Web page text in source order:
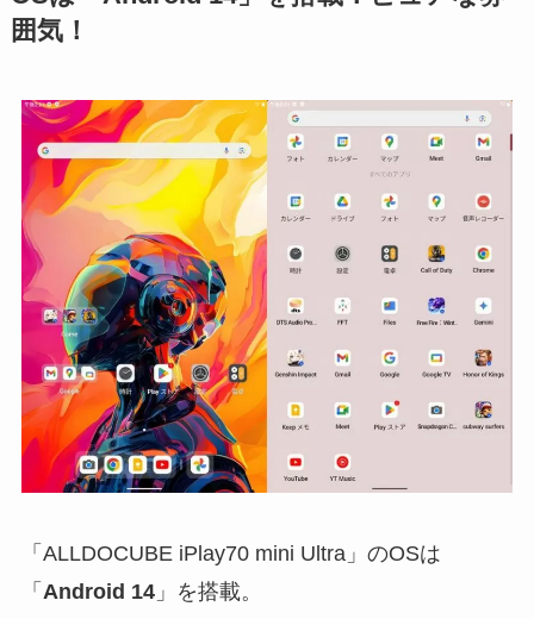
囲気！
「ALLDOCUBE iPlay70 mini Ultra」のOSは
「 Android 14」を搭載。